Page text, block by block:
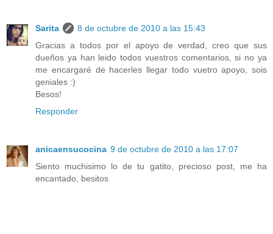
Sarita
8 de octubre de 2010 a las 15:43
Gracias a todos por el apoyo de verdad, creo que sus
dueños ya han leido todos vuestros comentarios, si no ya
me encargaré de hacerles llegar todo vuetro apoyo, sois
geniales :)
Besos!
Responder
anicaensucocina 9 de octubre de 2010 a las 17:07
Siento muchisimo lo de tu gatito, precioso post, me ha
encantado, besitos